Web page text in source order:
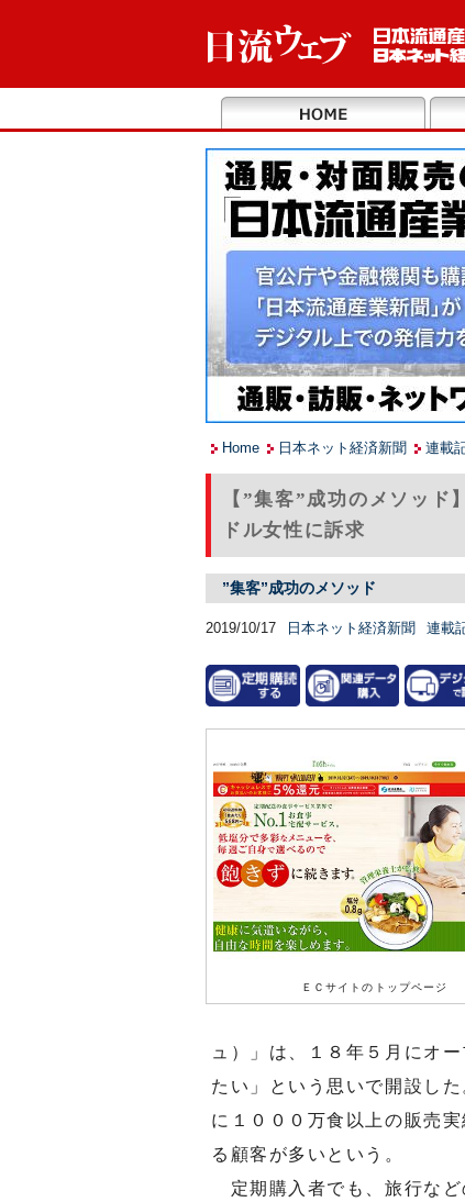
Home 日本ネット経済新聞 連載
【”集客”成功のメソッ
ドル女性に訴求
”集客”成功のメソッド
2019/10/17 日本ネット経済新聞 連載
ＥＣサイトのトップページ
ュ）」は、１８年５月にオ
たい」という思いで開設し
に１０００万食以上の販売
る顧客が多いという。
定期購入者でも、旅行など